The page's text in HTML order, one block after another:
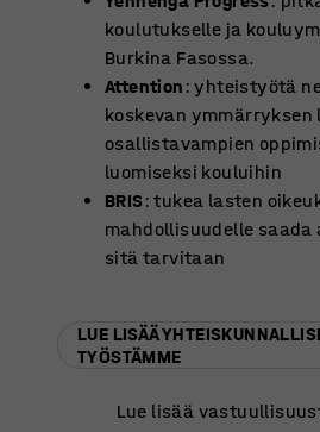
koulutukselle ja
Burkina Fasossa.
Attention : yhteistyötä
koskevan ymmärryksen
osallistavampien
luomiseksi kouluihin
BRIS : tukea lasten
mahdollisuudelle saada
sitä tarvitaan
LUE LISÄÄ
TYÖSTÄMME
Lue lisää